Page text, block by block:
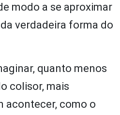
modo a se aproximar
verdadeira forma do
quanto menos
colisor, mais
acontecer, como o